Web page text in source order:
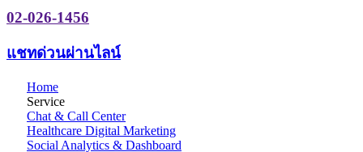
02-026-1456
แชทด่วนผ่านไลน์
Home
Service
Chat & Call Center
Healthcare Digital Marketing
Social Analytics & Dashboard